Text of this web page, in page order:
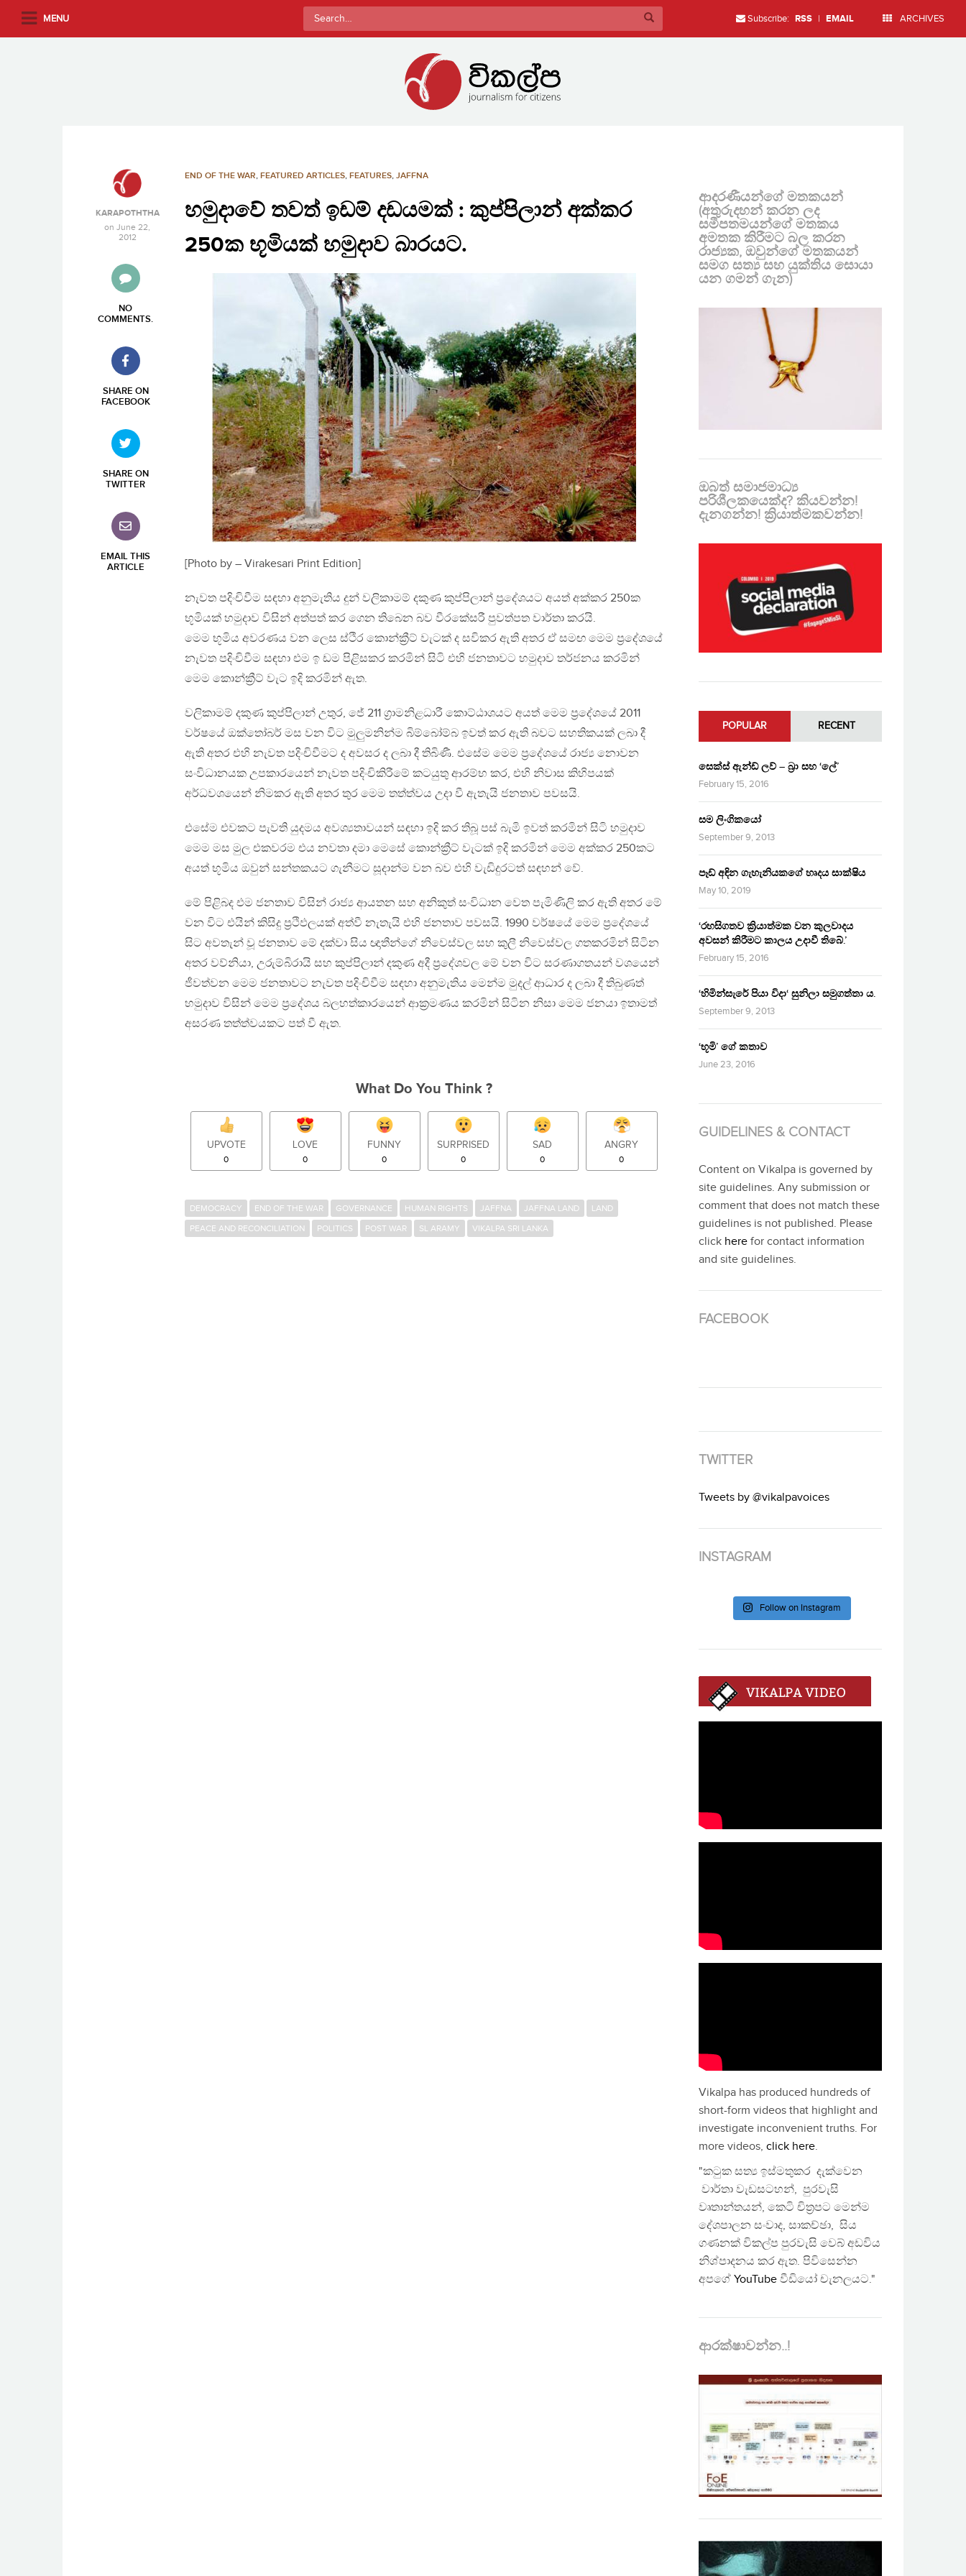
MENU
Search
for:
Subscribe: RSS | EMAIL ARCHIVES
END OF THE WAR, FEATURED ARTICLES, FEATURES, JAFFNA
හමුදාවේ තවත් ඉඩම් දඩයමක් : කුප්පිලාන් අක්කර
250ක භූමියක් හමුදාව බාරයට.
KARAPOTHTHA
on June 22,
2012
NO
COMMENTS.
SHARE ON
FACEBOOK
SHARE ON
TWITTER
EMAIL THIS
ARTICLE
[Photo by – Virakesari Print Edition]
නැවත පදිංචිවීම සඳහා අනුමැතිය දුන් වලිකාමම් දකුණ කුප්පිලාන් ප්‍රදේශයට අයත් අක්කර 250ක
භූමියක් හමුදාව විසින් අත්පත් කර ගෙන තිබෙන බව වීරකේසරී පුවත්පත වාර්තා කරයි.
මෙම භූමිය අවරණය වන ලෙස ස්ථිර කොන්ක්‍රීට් වැටක් ද සවිකර ඇති අතර ඒ සමඟ මෙම ප්‍රදේශයේ
නැවත පදිංචිවීම සඳහා එම ඉ ඩම පිළිසකර කරමින් සිටි එහි ජනතාවට හමුදාව තර්ජනය කරමින්
මෙම කොන්ක්‍රීට් වැට ඉදි කරමින් ඇත.
වලිකාමම් දකුණ කුප්පිලාන් උතුර, ජේ 211 ග්‍රාමනිළධාරී කොට්ඨාශයට අයත් මෙම ප්‍රදේශයේ 2011
වර්ෂයේ ඔක්තෝබර් මස වන විට මුලුමනින්ම බිම්බෝම්බ ඉවත් කර ඇති බවට සහතිකයක් ලබා දී
ඇති අතර එහි නැවත පදිංචිවීමට ද අවසර ද ලබා දී තිබිණී. එසේම මෙම ප්‍රදේශයේ රාජ්‍ය නොවන
සංවිධානයක උපකාරයෙන් නැවත පදිංචිකිරීමේ කටයුතු ආරම්භ කර, එහි නිවාස කිහිපයක්
අර්ධවශයෙන් නිමකර ඇති අතර තුර මෙම තත්ත්වය උදා වී ඇතැයි ජනතාව පවසයි.
එසේම එවකට පැවති යුදමය අවශ්‍යතාවයන් සඳහා ඉදි කර තිබූ පස් බැමි ඉවත් කරමින් සිටි හමුදාව
මෙම මස මුල එකවරම එය නවතා දමා මෙසේ කොන්ක්‍රීට් වැටක් ඉදි කරමින් මෙම අක්කර 250කට
අයත් භූමිය ඔවුන් සන්තකයට ගැනීමට සූදාන්ම වන බව එහි වැඩිදුරටත් සඳහන් වේ.
මේ පිළිබද එම ජනතාව විසින් රාජ්‍ය ආයතන සහ අනිකුත් සංවිධාන වෙත පැමිණිලි කර ඇති අතර මේ
වන විට එයින් කිසිදු ප්‍රථිඵලයක් අත්වී නැතැයි එහි ජනතාව පවසයි. 1990 වර්ෂයේ මෙම ප්‍රදේශයේ
සිට අවතැන් වූ ජනතාව මේ දක්වා සිය ඥාතීන්ගේ නිවෙස්වල සහ කුලී නිවෙස්වල ගතකරමින් සිටින
අතර වව්නියා, උරුම්බිරායි සහ කුප්පිලාන් දකුණ අදී ප්‍රදේශවල මේ වන විට සරණාගතයන් වශයෙන්
ජීවත්වන මෙම ජනතාවට නැවත පදිංචිවීම සඳහා අනුමැතිය මෙන්ම මුදල් ආධාර ද ලබා දී තිබුණත්
හමුදාව විසින් මෙම ප්‍රදේශය බලහත්කාරයෙන් ආක්‍රමණය කරමින් සිටින නිසා මෙම ජනයා ඉතාමත්
අසරණ තත්ත්වයකට පත් වී ඇත.
What Do You Think ?
UPVOTE
0
LOVE
0
FUNNY
0
SURPRISED
0
SAD
0
ANGRY
0
DEMOCRACY END OF THE WAR GOVERNANCE HUMAN RIGHTS JAFFNA JAFFNA LAND
LAND
PEACE AND RECONCILIATION
POLITICS POST WAR SL ARAMY VIKALPA SRI LANKA
ආදරණීයන්ගේ මතකයන්
(අතුරුදහන් කරන ලද
සමීපතමයන්ගේ මතකය
අමතක කිරීමට බල කරන
රාජ්‍යක, ඔවුන්ගේ මතකයන්
සමග සත්‍ය සහ යුක්තිය සොයා
යන ගමන් ගැන)
ඔබත් සමාජමාධ්‍ය
පරිශීලකයෙක්ද? කියවන්න!
දැනගන්න! ක්‍රියාත්මකවන්න!
POPULAR RECENT
සෙක්ස් ඇන්ඩ් ලව් – බ්‍රා සහ ‘ලේ’
February 15, 2016
සම ලිංගිකයෝ
September 9, 2013
පෑඩ් අඳින ගැහැනියකගේ හෘදය සාක්ෂිය
May 10, 2019
‘රහසිගතව ක්‍රියාත්මක වන කුලවාදය
අවසන් කිරීමට කාලය උදාවී තිබේ.’
February 15, 2016
‘හිමින්සැරේ පියා විදා‘ සුනිලා සමුගත්තා ය.
September 9, 2013
‘භූමි’ ගේ කතාව
June 23, 2016
GUIDELINES & CONTACT
Content on Vikalpa is governed by
site guidelines. Any submission or
comment that does not match these
guidelines is not published. Please
click here for contact information
and site guidelines.
FACEBOOK
TWITTER
Tweets by @vikalpavoices
INSTAGRAM
Follow on Instagram
Vikalpa has produced hundreds of
short-form videos that highlight and
investigate inconvenient truths. For
more videos, click here.
"කටුක සත්‍ය ඉස්මතුකර දැක්වෙන
වාර්තා වැඩසටහන්, පුරවැසි
වෘතාන්තයන්, කෙටි චිත්‍රපට මෙන්ම
දේශපාලන සංවාද, සාකච්ඡා, සිය
ගණනක් විකල්ප පුරවැසි වෙබ් අඩවිය
නිශ්පාදනය කර ඇත. පිවිසෙන්න
අපගේ YouTube වීඩියෝ චැනලයට."
ආරක්ෂාවන්න..!